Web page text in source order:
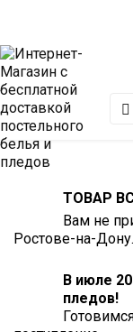
☰
ТОВАР
Вам не
Ростове-на-
В июле
пледов!